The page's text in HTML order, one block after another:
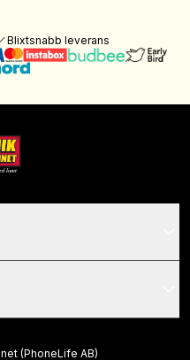
Blixtsnabb leverans
(PhoneLife AB)